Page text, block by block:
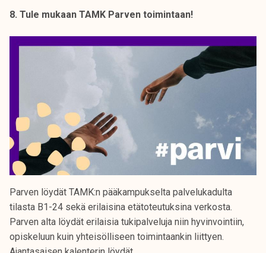
8. Tule mukaan TAMK Parven toimintaan!
Parven löydät TAMK:n pääkampukselta palvelukadulta
tilasta B1-24 sekä erilaisina etätoteutuksina verkosta.
Parven alta löydät erilaisia tukipalveluja niin hyvinvointiin,
opiskeluun kuin yhteisölliseen toimintaankin liittyen.